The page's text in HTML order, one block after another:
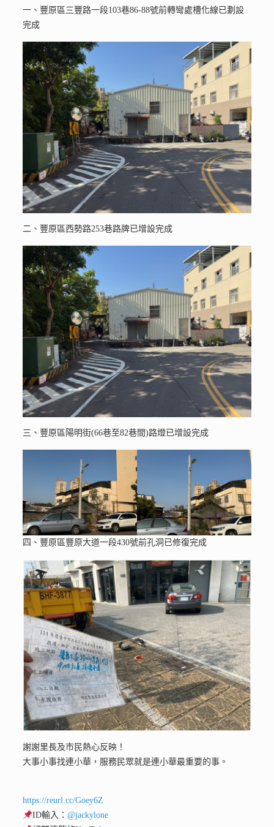
一、豐原區三豐路一段103巷86-88號前轉彎處槽化線已劃設
完成
二、豐原區西勢路253巷路牌已增設完成
三、豐原區陽明街(66巷至82巷間)路燈已增設完成
四、豐原區豐原大道一段430號前孔洞已修復完成
謝謝里長及市民熱心反映！
大事小事找連小華，服務民眾就是連小華最重要的事。
https://reurl.cc/Goey6Z
ID輸入：@jackylone